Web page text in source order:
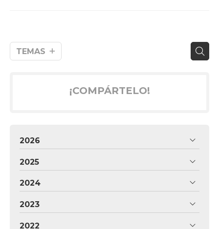
TEMAS
¡COMPÁRTELO!
2026
2025
2024
2023
2022